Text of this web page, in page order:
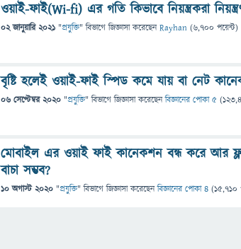
ওয়াই-ফাই(Wi-fi) এর গতি কিভাবে নিয়ন্ত্রকরা
02 জানুয়ারি 2021 "প্রযুক্তি" বিভাগে জিজ্ঞাসাকরেছেনRayhan (6,700 পয়েন্ট)
বৃষ্টি হলেই ওয়াই-ফাই স্পিড কমে যায় বা নেট
06 সেপ্টেম্বর 2020 "প্রযুক্তি" বিভাগে জিজ্ঞাসাকরেছেনবিজ্ঞানের পোকা ৫ (
মোবাইল এর ওয়াই ফাই কানেকশন বন্ধ করে আর
বাচা সম্ভব?
10 অগাস্ট 2020 "প্রযুক্তি" বিভাগে জিজ্ঞাসাকরেছেনবিজ্ঞানের পোকা ৪ (15,710